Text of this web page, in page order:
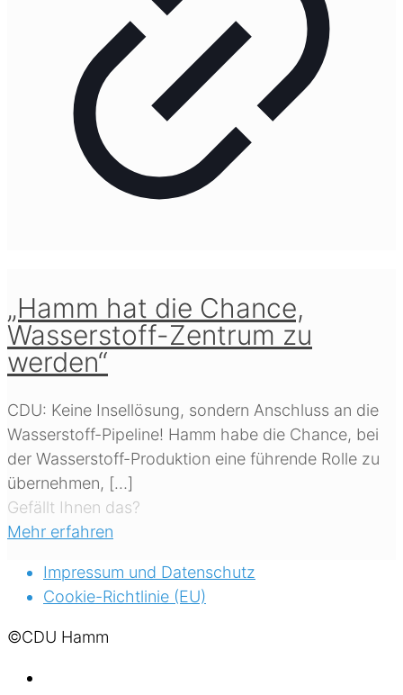
„Hamm hat die Chance,
Wasserstoff-Zentrum zu
werden“
CDU: Keine Insellösung, sondern Anschluss an die
Wasserstoff-Pipeline! Hamm habe die Chance, bei
der Wasserstoff-Produktion eine führende Rolle zu
übernehmen, […]
Gefällt Ihnen das?
Mehr erfahren
Impressum und Datenschutz
Cookie-Richtlinie (EU)
©CDU Hamm